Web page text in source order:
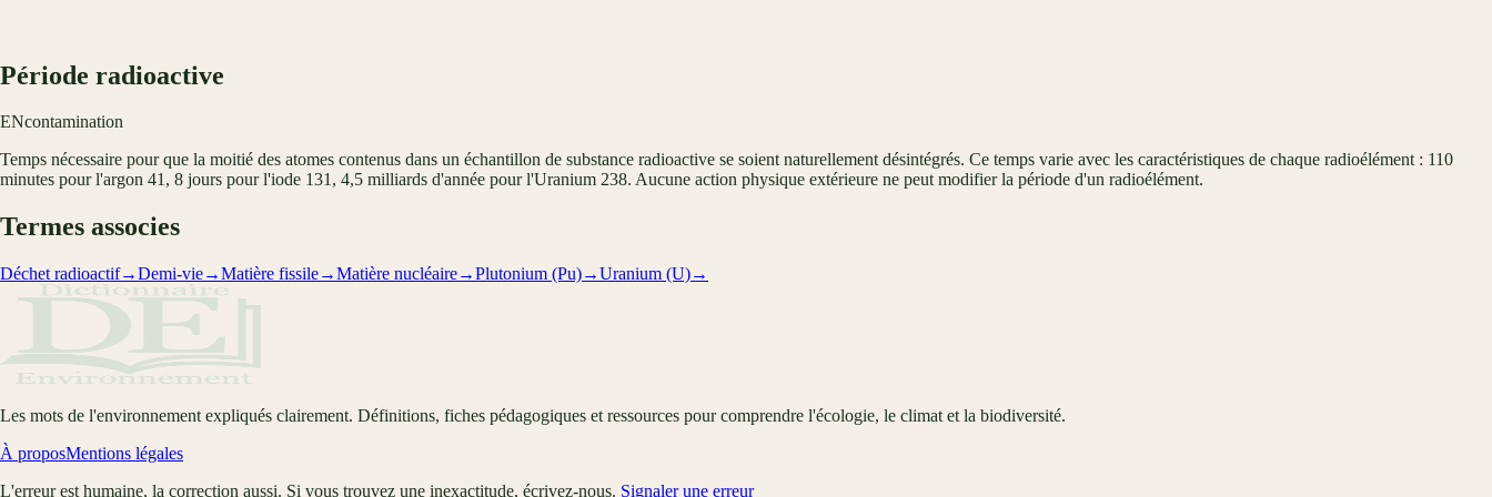
Période radioactive
ENcontamination
Temps nécessaire pour que la moitié des atomes contenus dans un échantillon de substance radioactive se soient naturellement désintégrés. Ce temps varie avec les caractéristiques de chaque radioélément : 110
minutes pour l'argon 41, 8 jours pour l'iode 131, 4,5 milliards d'année pour l'Uranium 238. Aucune action physique extérieure ne peut modifier la période d'un radioélément.
Termes associes
Déchet radioactif→Demi-vie→Matière fissile→Matière nucléaire→Plutonium (Pu)→Uranium (U)→
Les mots de l'environnement expliqués clairement. Définitions, fiches pédagogiques et ressources pour comprendre l'écologie, le climat et la biodiversité.
À proposMentions légales
L'erreur est humaine, la correction aussi. Si vous trouvez une inexactitude, écrivez-nous. Signaler une erreur